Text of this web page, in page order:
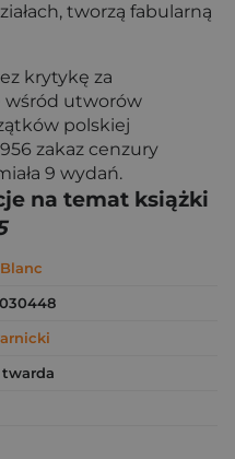
tworzą fabularną
krytykę za
wśród utworów
polskiej
zakaz cenzury
9 wydań.
na temat książki
twarda